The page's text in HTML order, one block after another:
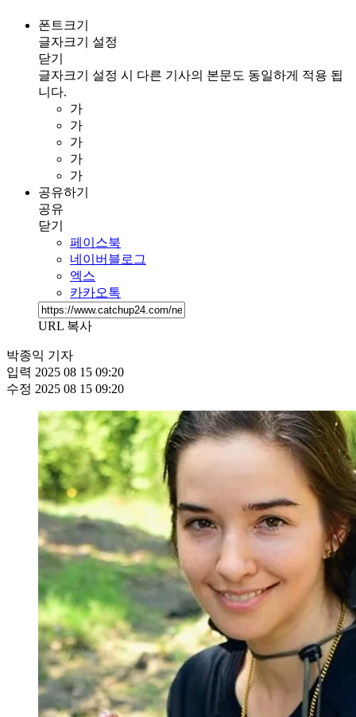
폰트크기
글자크기 설정
닫기
글자크기 설정 시 다른 기사의 본문도 동일하게 적용 됩
니다.
가
가
가
가
가
공유하기
공유
닫기
페이스북
네이버블로그
엑스
카카오톡
URL 복사
박종익 기자
입력 2025 08 15 09:20
수정 2025 08 15 09:20